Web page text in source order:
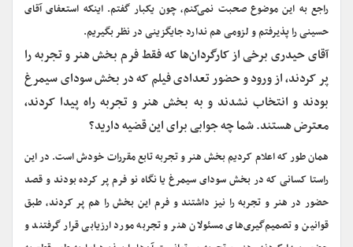
راجع به این موضوع صحبت نمی‌کنم، چون یکبار گفتم. اینکه استعفای آقای
حسینی را پذیرفتم و لزومی هم ندارد جایگزینی در نظر بگیریم.
آقای حیدری برخی از کارگردان‌ها که فقط فرم بخش هنر و تجربه را
پر کردند، از ورود و حضور تعدادی فیلم که در بخش سودای سیمرغ
بودند و انتخاب نشدند و به بخش هنر و تجربه راه پیدا کردند،
معترض هستند. شما چه جوابی برای این قضیه دارید؟
همان طور که اعلام کردیم بخش هنر و تجربه تابع مقررات خودش است. در این
راستا کسانی که در بخش سودای سیمرغ یا نگاه نو فرم پر کرده بودند و قصد
حضور در هنر و تجربه را نیز داشتند و فرم این بخش را هم پر کردند، طبق
قوانین و تصمیم‌گیری‌های مسئولان هنر و تجربه مورد ارزیابی قرار گرفتند و